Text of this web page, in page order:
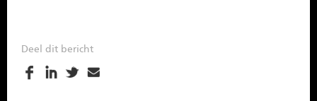
Deel dit bericht